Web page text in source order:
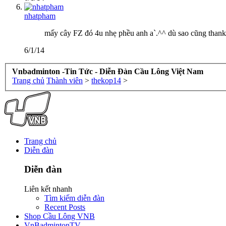
nhatpham
mấy cây FZ đó 4u nhẹ phều anh a`.^^ dù sao cũng
6/1/14
Vnbadminton -Tin Tức - Diễn Đàn Cầu Lông Việt Nam
Trang chủ Thành viên > thekop14 >
Trang chủ
Diễn đàn
Diễn đàn
Liên kết nhanh
Tìm kiếm diễn đàn
Recent Posts
Shop Cầu Lông VNB